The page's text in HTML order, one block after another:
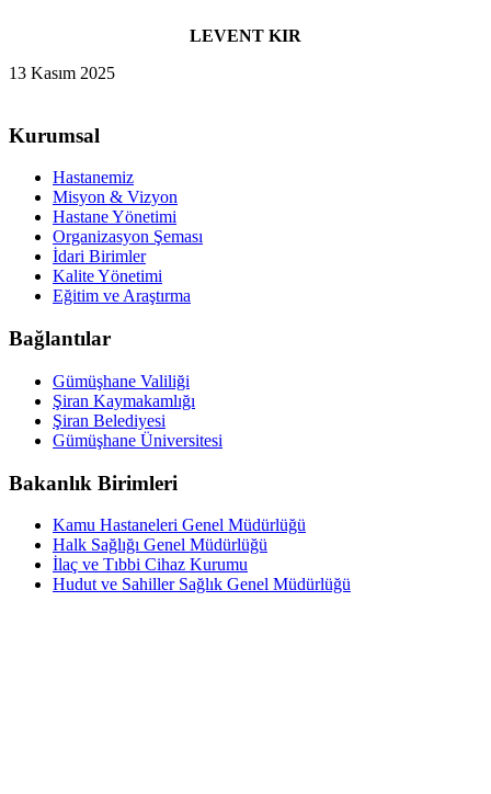
LEVENT KIR
13 Kasım 2025
Kurumsal
Hastanemiz
Misyon & Vizyon
Hastane Yönetimi
Organizasyon Şeması
İdari Birimler
Kalite Yönetimi
Eğitim ve Araştırma
Bağlantılar
Gümüşhane Valiliği
Şiran Kaymakamlığı
Şiran Belediyesi
Gümüşhane Üniversitesi
Bakanlık Birimleri
Kamu Hastaneleri Genel Müdürlüğü
Halk Sağlığı Genel Müdürlüğü
İlaç ve Tıbbi Cihaz Kurumu
Hudut ve Sahiller Sağlık Genel Müdürlüğü